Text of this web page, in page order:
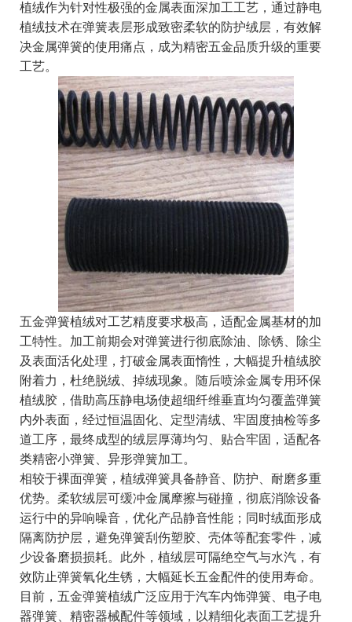
植绒作为针对性极强的金属表面深加工工艺，通过静电
植绒技术在弹簧表层形成致密柔软的防护绒层，有效解
决金属弹簧的使用痛点，成为精密五金品质升级的重要
工艺。
五金弹簧植绒对工艺精度要求极高，适配金属基材的加
工特性。加工前期会对弹簧进行彻底除油、除锈、除尘
及表面活化处理，打破金属表面惰性，大幅提升植绒胶
附着力，杜绝脱绒、掉绒现象。随后喷涂金属专用环保
植绒胶，借助高压静电场使超细纤维垂直均匀覆盖弹簧
内外表面，经过恒温固化、定型清绒、牢固度抽检等多
道工序，最终成型的绒层厚薄均匀、贴合牢固，适配各
类精密小弹簧、异形弹簧加工。
相较于裸面弹簧，植绒弹簧具备静音、防护、耐磨多重
优势。柔软绒层可缓冲金属摩擦与碰撞，彻底消除设备
运行中的异响噪音，优化产品静音性能；同时绒面形成
隔离防护层，避免弹簧刮伤塑胶、壳体等配套零件，减
少设备磨损损耗。此外，植绒层可隔绝空气与水汽，有
效防止弹簧氧化生锈，大幅延长五金配件的使用寿命。
目前，五金弹簧植绒广泛应用于汽车内饰弹簧、电子电
器弹簧、精密器械配件等领域，以精细化表面工艺提升